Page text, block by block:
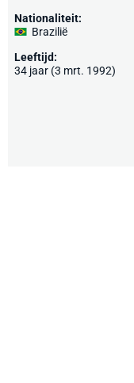
Nationaliteit:
Brazilië
Leeftijd:
34 jaar (3 mrt. 1992)